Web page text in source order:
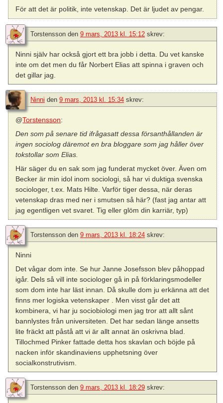
För att det är politik, inte vetenskap. Det är ljudet av pengar.
Torstensson den 9 mars, 2013 kl. 15:12 skrev:
Ninni själv har också gjort ett bra jobb i detta. Du vet kanske
inte om det men du får Norbert Elias att spinna i graven och
det gillar jag.
Ninni den 9 mars, 2013 kl. 15:34 skrev:
@Torstensson:
Den som på senare tid ifrågasatt dessa försanthållanden är
ingen sociolog däremot en bra bloggare som jag håller över
tokstollar som Elias.
Här säger du en sak som jag funderat mycket över. Även om
Becker är min idol inom sociologi, så har vi duktiga svenska
sociologer, t.ex. Mats Hilte. Varför tiger dessa, när deras
vetenskap dras med ner i smutsen så här? (fast jag antar att
jag egentligen vet svaret. Tig eller glöm din karriär, typ)
Torstensson den 9 mars, 2013 kl. 18:24 skrev:
Ninni
Det vågar dom inte. Se hur Janne Josefsson blev påhoppad
igår. Dels så vill inte sociologer gå in på förklaringsmodeller
som dom inte har läst innan. Då skulle dom ju erkänna att det
finns mer logiska vetenskaper . Men visst går det att
kombinera, vi har ju sociobiologi men jag tror att allt sånt
bannlystes från universiteten. Det har sedan länge ansetts
lite fräckt att påstå att vi är allt annat än oskrivna blad.
Tillochmed Pinker fattade detta hos skavlan och böjde på
nacken inför skandinaviens upphetsning över
socialkonstrutivism.
Torstensson den 9 mars, 2013 kl. 18:29 skrev: